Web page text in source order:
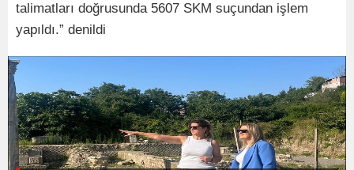
talimatları doğrusunda 5607 SKM suçundan işlem
yapıldı.” denildi